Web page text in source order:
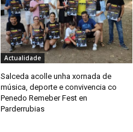
Actualidade
Salceda acolle unha xornada de
música, deporte e convivencia co
Penedo Remeber Fest en
Parderrubias